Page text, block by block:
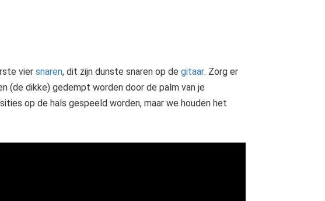
vier snaren, dit zijn dunste snaren op de gitaar. Zorg er
(de dikke) gedempt worden door de palm van je
op de hals gespeeld worden, maar we houden het